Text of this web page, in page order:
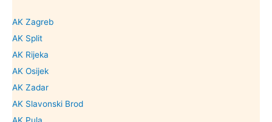
AK Zagreb
AK Split
AK Rijeka
AK Osijek
AK Zadar
AK Slavonski Brod